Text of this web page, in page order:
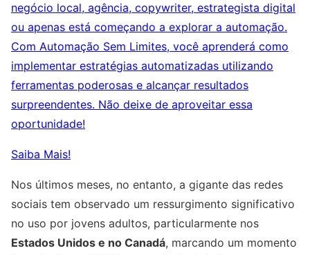
negócio local, agência, copywriter, estrategista digital
ou apenas está começando a explorar a automação.
Com Automação Sem Limites, você aprenderá como
implementar estratégias automatizadas utilizando
ferramentas poderosas e alcançar resultados
surpreendentes. Não deixe de aproveitar essa
oportunidade!
Saiba Mais!
Nos últimos meses, no entanto, a gigante das redes
sociais tem observado um ressurgimento significativo
no uso por jovens adultos, particularmente nos
Estados Unidos e no Canadá, marcando um momento